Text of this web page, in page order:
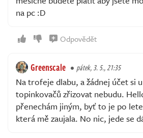
na pc :D
Odpovědět
Greenscale pátek, 3. 5., 21:35
Na trofeje dlabu, a žádnej účet si
topinkovačů zřizovat nebudu.
přenechám jiným, byť to je po
která mě zaujala. No nic, jede se